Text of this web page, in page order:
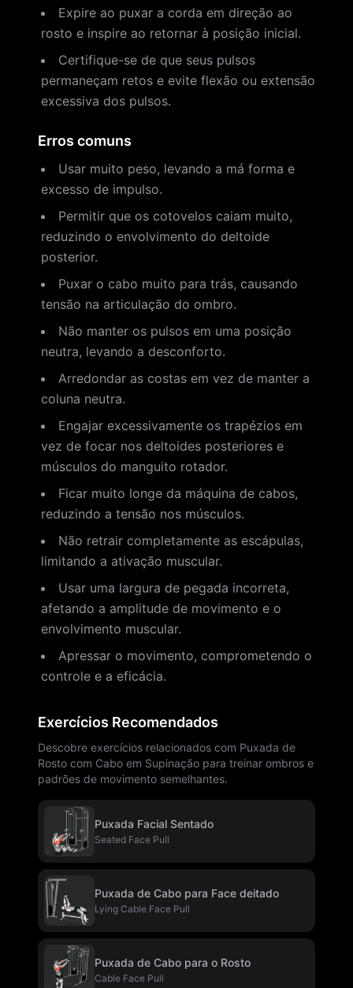
Expire ao puxar a corda em direção ao
rosto e inspire ao retornar à posição inicial.
Certifique-se de que seus pulsos
permaneçam retos e evite flexão ou extensão
excessiva dos pulsos.
Erros comuns
Usar muito peso, levando a má forma e
excesso de impulso.
Permitir que os cotovelos caiam muito,
reduzindo o envolvimento do deltoide
posterior.
Puxar o cabo muito para trás, causando
tensão na articulação do ombro.
Não manter os pulsos em uma posição
neutra, levando a desconforto.
Arredondar as costas em vez de manter a
coluna neutra.
Engajar excessivamente os trapézios em
vez de focar nos deltoides posteriores e
músculos do manguito rotador.
Ficar muito longe da máquina de cabos,
reduzindo a tensão nos músculos.
Não retrair completamente as escápulas,
limitando a ativação muscular.
Usar uma largura de pegada incorreta,
afetando a amplitude de movimento e o
envolvimento muscular.
Apressar o movimento, comprometendo o
controle e a eficácia.
Exercícios Recomendados
Descobre exercícios relacionados com Puxada de
Rosto com Cabo em Supinação para treinar ombros e
padrões de movimento semelhantes.
Puxada Facial Sentado
Seated Face Pull
Puxada de Cabo para Face deitado
Lying Cable Face Pull
Puxada de Cabo para o Rosto
Cable Face Pull